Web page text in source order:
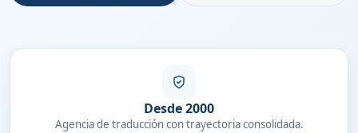
Desde 2000
Agencia de traducción con trayectoria consolidada.